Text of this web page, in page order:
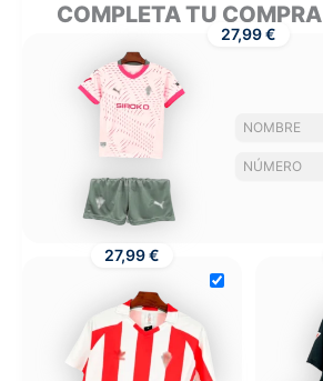
COMPLETA TU COMPRA
27,99 €
27,99 €